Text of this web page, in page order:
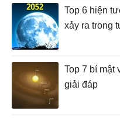
Top 6 hiện
xảy ra trong
Top 7 bí mật
giải đáp